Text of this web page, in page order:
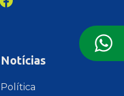
Notícias
Política